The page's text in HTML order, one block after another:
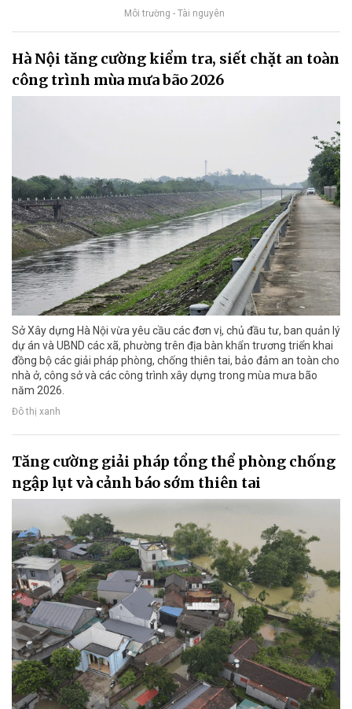
Môi trường - Tài nguyên
Hà Nội tăng cường kiểm tra, siết chặt an toàn
công trình mùa mưa bão 2026
Sở Xây dựng Hà Nội vừa yêu cầu các đơn vị, chủ đầu tư, ban quản lý
dự án và UBND các xã, phường trên địa bàn khẩn trương triển khai
đồng bộ các giải pháp phòng, chống thiên tai, bảo đảm an toàn cho
nhà ở, công sở và các công trình xây dựng trong mùa mưa bão
năm 2026.
Đô thị xanh
Tăng cường giải pháp tổng thể phòng chống
ngập lụt và cảnh báo sớm thiên tai